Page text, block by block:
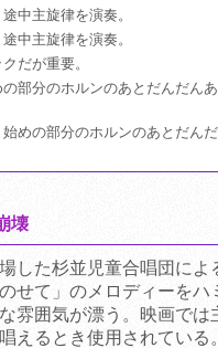
途中主旋律を演奏。
途中主旋律を演奏。
だが重要。
の部分のホルンのあとだんだん
始めの部分のホルンのあとだん
壊
した杉並児童合唱団に
せて」のメロディーをハ
雰囲気が漂う。映画では
えるとき使用されている